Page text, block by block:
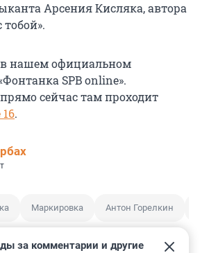
Арсения Кисляка, автора
в нашем официальном
SPB online».
сейчас там проходит
.
Маркировка Антон Горелкин
за комментарии и другие